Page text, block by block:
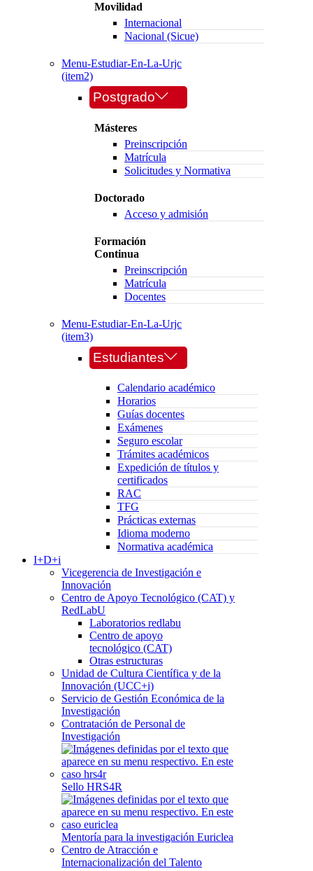
Movilidad
Internacional
Nacional (Sicue)
Menu-Estudiar-En-La-Urjc
(item2)
Postgrado
Másteres
Preinscripción
Matrícula
Solicitudes y Normativa
Doctorado
Acceso y admisión
Formación
Continua
Preinscripción
Matrícula
Docentes
Menu-Estudiar-En-La-Urjc
(item3)
Estudiantes
Calendario académico
Horarios
Guías docentes
Exámenes
Seguro escolar
Trámites académicos
Expedición de títulos y
certificados
RAC
TFG
Prácticas externas
Idioma moderno
Normativa académica
I+D+i
Vicegerencia de Investigación e
Innovación
Centro de Apoyo Tecnológico (CAT) y
RedLabU
Laboratorios redlabu
Centro de apoyo
tecnológico (CAT)
Otras estructuras
Unidad de Cultura Científica y de la
Innovación (UCC+i)
Servicio de Gestión Económica de la
Investigación
Contratación de Personal de
Investigación
Sello HRS4R
Mentoría para la investigación Euriclea
Centro de Atracción e
Internacionalización del Talento